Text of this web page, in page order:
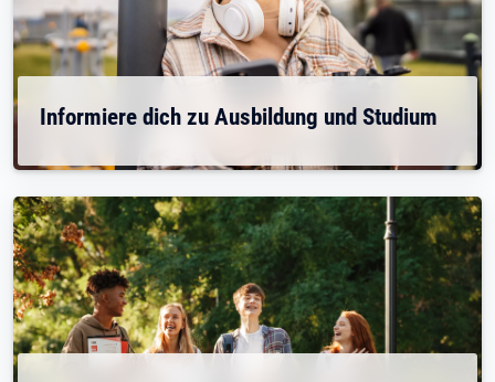
Informiere dich zu Ausbildung und Studium